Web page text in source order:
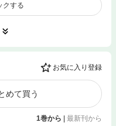
クする
お気に入り登録
めて買う
1巻から | 最新刊から